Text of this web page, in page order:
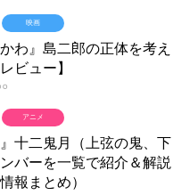
かわ』島二郎の正体を考え
ビュー】
映画
』十二鬼月（上弦の鬼、下
バーを一覧で紹介＆解説
報まとめ）
アニメ